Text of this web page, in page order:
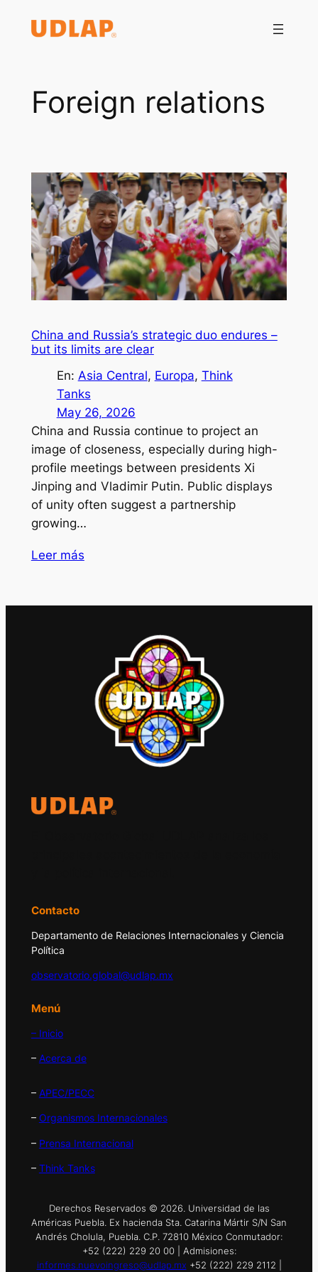
Foreign relations
China and Russia’s strategic duo endures –
but its limits are clear
En: Asia Central, Europa, Think
Tanks
May 26, 2026
China and Russia continue to project an
image of closeness, especially during high-
profile meetings between presidents Xi
Jinping and Vladimir Putin. Public displays
of unity often suggest a partnership
growing…
Leer más
Contacto
Departamento de Relaciones Internacionales y Ciencia
Política
observatorio.global@udlap.mx
Menú
– Inicio
– Acerca de
– APEC/PECC
– Organismos Internacionales
– Prensa Internacional
– Think Tanks
Derechos Reservados © 2026. Universidad de las
Américas Puebla. Ex hacienda Sta. Catarina Mártir S/N San
Andrés Cholula, Puebla. C.P. 72810 México Conmutador:
+52 (222) 229 20 00 | Admisiones:
informes.nuevoingreso@udlap.mx +52 (222) 229 2112 |